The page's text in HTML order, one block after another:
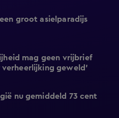
groot asielparadijs
mag geen vrijbrief
geweld'
nu gemiddeld 73 cent